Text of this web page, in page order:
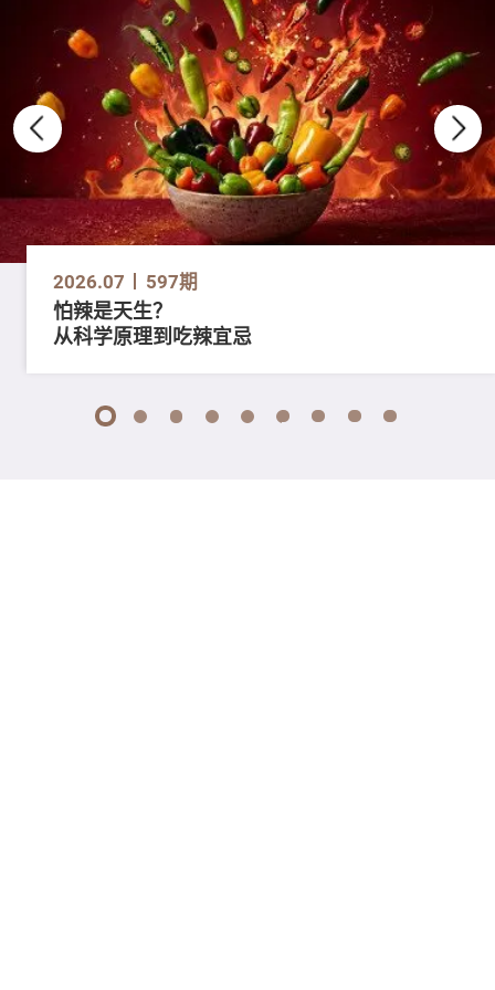
2026.07 597期
怕辣是天生？
从科学原理到吃辣宜忌
1 2 3 4 5 6 7 8 9